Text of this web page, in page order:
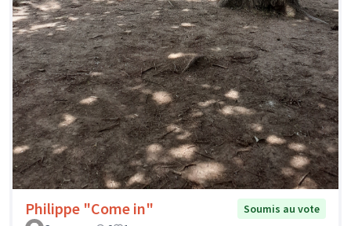
Philippe "Come in"
Soumis au vote